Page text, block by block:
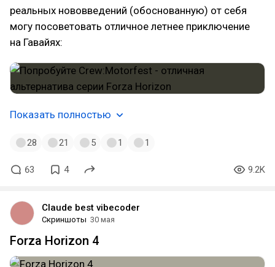
реальных нововведений (обоснованную) от себя
могу посоветовать отличное летнее приключение
на Гавайях:
Показать полностью
28 21 5 1 1
63 4 9.2K
Claude best vibecoder
Скриншоты 30 мая
Forza Horizon 4